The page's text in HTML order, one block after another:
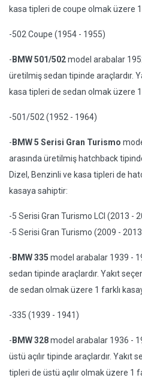
kasa tipleri de coupe olmak üzere
-502 Coupe (1954 - 1955)
- BMW 501/502model arabalar
üretilmiş sedan tipinde araçlardır.
kasa tipleri de sedan olmak üzere
-501/502 (1952 - 1964)
- BMW 5 Serisi Gran Turismo
arasında üretilmiş hatchback
Dizel, Benzinli ve kasa tipleri de
kasaya sahiptir:
-5 Serisi Gran Turismo LCI (2013 -
-5 Serisi Gran Turismo (2009 -
- BMW 335 model arabalar 1939 -
sedan tipinde araçlardır. Yakıt
de sedan olmak üzere 1 farklı
-335 (1939 - 1941)
- BMW 328model arabalar 1936 -
üstü açılır tipinde araçlardır. Yakıt
tipleri de üstü açılır olmak üzere 1